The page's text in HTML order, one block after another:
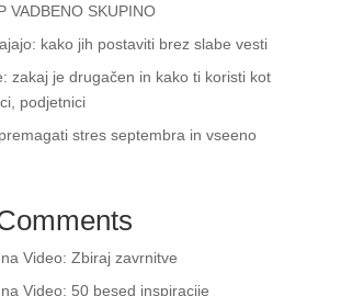
VADBENO SKUPINO
kako jih postaviti brez slabe vesti
zakaj je drugačen in kako ti koristi kot
podjetnici
stres septembra in vseeno
Video: Zbiraj zavrnitve
Video: 50 besed inspiracije